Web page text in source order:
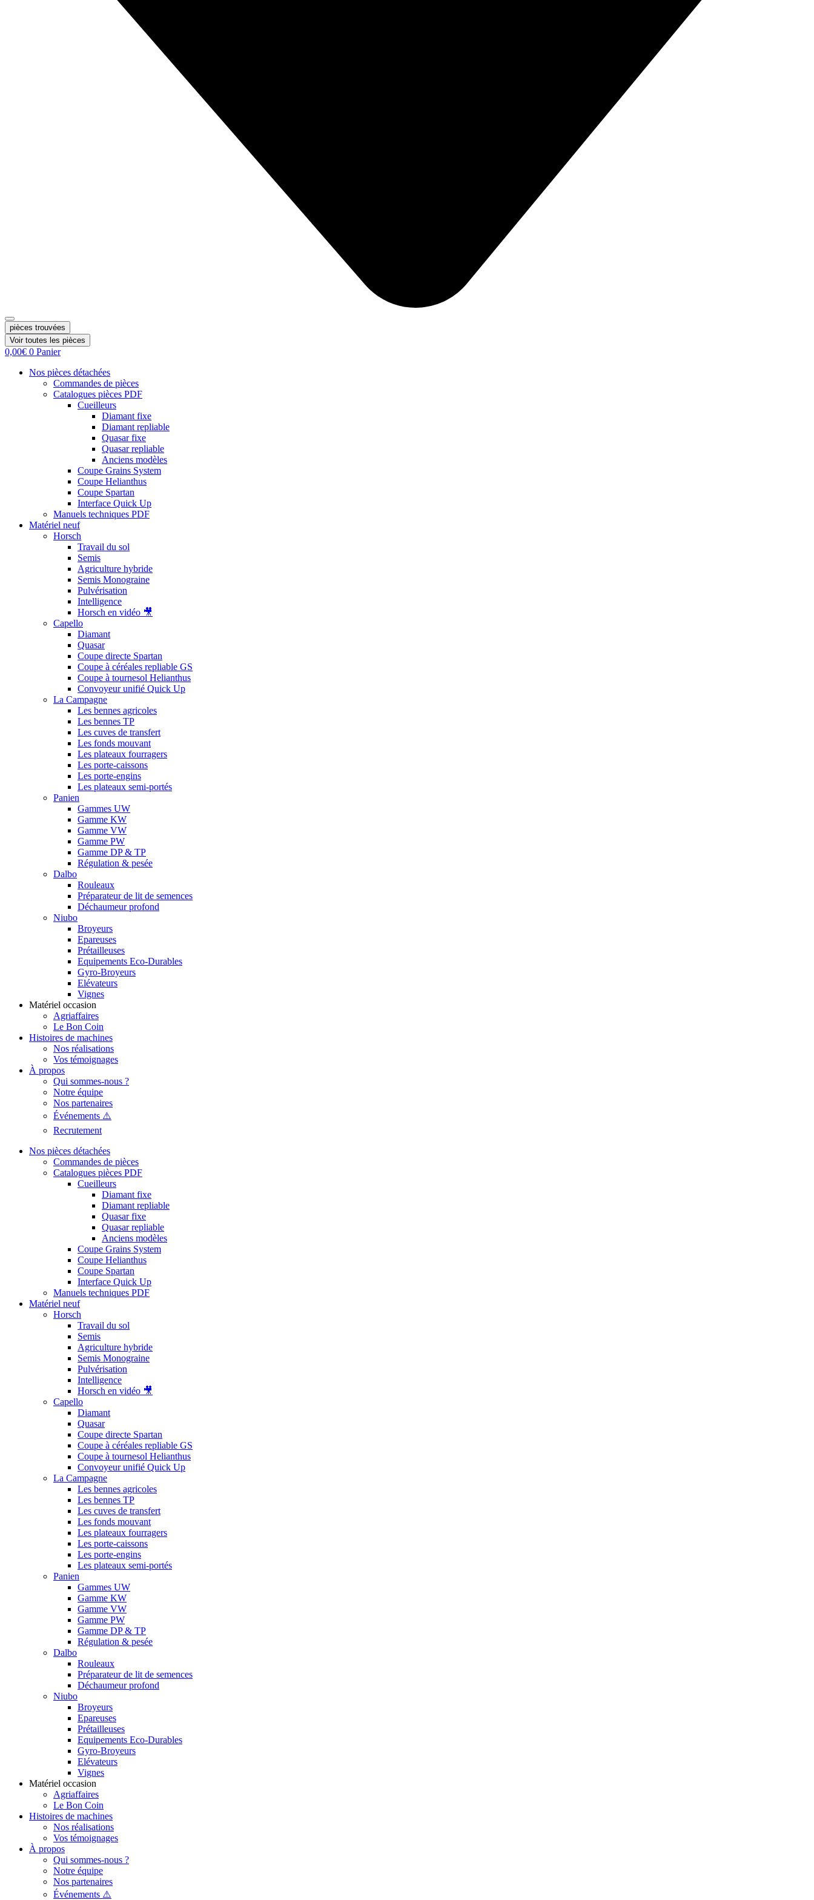
pièces trouvées
Voir toutes les pièces
0,00€ 0 Panier
Nos pièces détachées
Commandes de pièces
Catalogues pièces PDF
Cueilleurs
Diamant fixe
Diamant repliable
Quasar fixe
Quasar repliable
Anciens modèles
Coupe Grains System
Coupe Helianthus
Coupe Spartan
Interface Quick Up
Manuels techniques PDF
Matériel neuf
Horsch
Travail du sol
Semis
Agriculture hybride
Semis Monograine
Pulvérisation
Intelligence
Horsch en vidéo 🎥
Capello
Diamant
Quasar
Coupe directe Spartan
Coupe à céréales repliable GS
Coupe à tournesol Helianthus
Convoyeur unifié Quick Up
La Campagne
Les bennes agricoles
Les bennes TP
Les cuves de transfert
Les fonds mouvant
Les plateaux fourragers
Les porte-caissons
Les porte-engins
Les plateaux semi-portés
Panien
Gammes UW
Gamme KW
Gamme VW
Gamme PW
Gamme DP & TP
Régulation & pesée
Dalbo
Rouleaux
Préparateur de lit de semences
Déchaumeur profond
Niubo
Broyeurs
Epareuses
Prétailleuses
Equipements Eco-Durables
Gyro-Broyeurs
Elévateurs
Vignes
Matériel occasion
Agriaffaires
Le Bon Coin
Histoires de machines
Nos réalisations
Vos témoignages
À propos
Qui sommes-nous ?
Notre équipe
Nos partenaires
Événements ⚠️
Recrutement
Nos pièces détachées
Commandes de pièces
Catalogues pièces PDF
Cueilleurs
Diamant fixe
Diamant repliable
Quasar fixe
Quasar repliable
Anciens modèles
Coupe Grains System
Coupe Helianthus
Coupe Spartan
Interface Quick Up
Manuels techniques PDF
Matériel neuf
Horsch
Travail du sol
Semis
Agriculture hybride
Semis Monograine
Pulvérisation
Intelligence
Horsch en vidéo 🎥
Capello
Diamant
Quasar
Coupe directe Spartan
Coupe à céréales repliable GS
Coupe à tournesol Helianthus
Convoyeur unifié Quick Up
La Campagne
Les bennes agricoles
Les bennes TP
Les cuves de transfert
Les fonds mouvant
Les plateaux fourragers
Les porte-caissons
Les porte-engins
Les plateaux semi-portés
Panien
Gammes UW
Gamme KW
Gamme VW
Gamme PW
Gamme DP & TP
Régulation & pesée
Dalbo
Rouleaux
Préparateur de lit de semences
Déchaumeur profond
Niubo
Broyeurs
Epareuses
Prétailleuses
Equipements Eco-Durables
Gyro-Broyeurs
Elévateurs
Vignes
Matériel occasion
Agriaffaires
Le Bon Coin
Histoires de machines
Nos réalisations
Vos témoignages
À propos
Qui sommes-nous ?
Notre équipe
Nos partenaires
Événements ⚠️